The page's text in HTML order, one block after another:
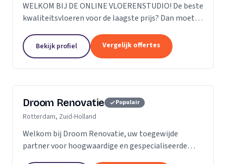
WELKOM BIJ DE ONLINE VLOERENSTUDIO! De beste
kwaliteitsvloeren voor de laagste prijs? Dan moet u
soorten parketvloeren en laminaat online
bestellen...
Bekijk profiel Vergelijk offertes
Droom Renovatie Populair
Rotterdam, Zuid-Holland
Welkom bij Droom Renovatie, uw toegewijde
partner voor hoogwaardige en gespecialiseerde